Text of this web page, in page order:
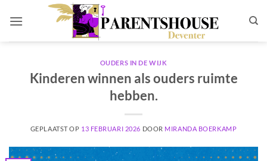
naar
OUDERS IN DE WIJK
Kinderen winnen als ouders ruimte
hebben.
GEPLAATST OP 13 FEBRUARI 2026 DOOR MIRANDA BOERKAMP